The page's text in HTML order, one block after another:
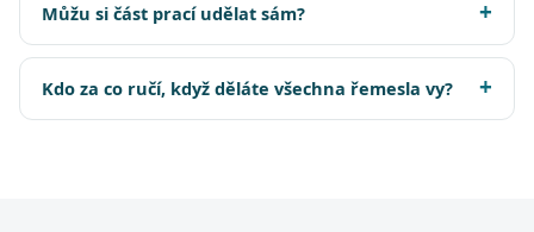
Můžu si část prací udělat sám?
Kdo za co ručí, když děláte všechna řemesla vy?